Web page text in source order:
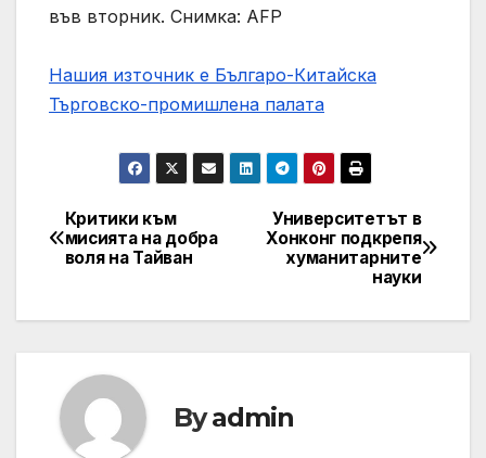
във вторник. Снимка: AFP
Нашия източник е Българо-Китайска
Търговско-промишлена палaта
Post
navigation
Университетът в
Хонконг подкрепя
хуманитарните
науки
Критики към
мисията на добра
воля на Тайван
Byadmin